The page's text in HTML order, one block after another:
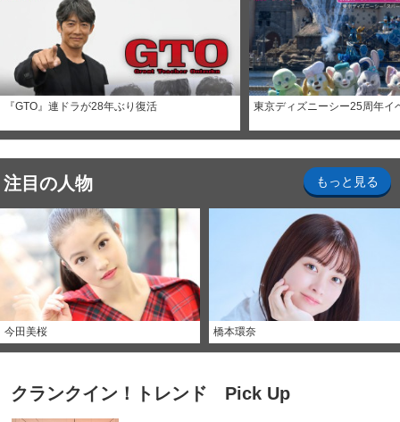
『GTO』連ドラが28年ぶり復活 東京ディズニーシー25周年イ
注目の人物 もっと見る
今田美桜 橋本環奈
クランクイン！トレンド Pick Up